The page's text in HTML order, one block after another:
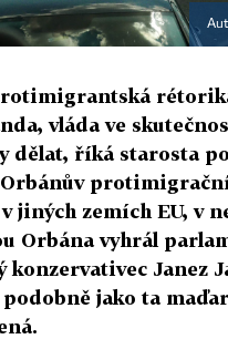
vláda ve
dělat, říká starosta
Orbánův
jiných zemích EU, v
Orbána vyhrál
konzervativec Janez
jako ta